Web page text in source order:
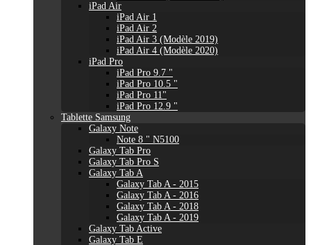
iPad Air
iPad Air 1
iPad Air 2
iPad Air 3 (Modèle 2019)
iPad Air 4 (Modèle 2020)
iPad Pro
iPad Pro 9.7 "
iPad Pro 10.5 "
iPad Pro 11"
iPad Pro 12.9 "
Tablette Samsung
Galaxy Note
Note 8 " N5100
Galaxy Tab Pro
Galaxy Tab Pro S
Galaxy Tab A
Galaxy Tab A - 2015
Galaxy Tab A - 2016
Galaxy Tab A - 2018
Galaxy Tab A - 2019
Galaxy Tab Active
Galaxy Tab E